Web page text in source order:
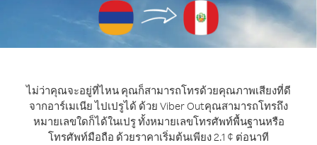
ไม่ว่าคุณจะอยู่ที่ไหน คุณก็สามารถโทรด้วยคุณภาพเสียงที่ดี
จากอาร์เมเนีย ไปเปรูได้ ด้วย Viber Outคุณสามารถโทรถึง
หมายเลขใดก็ได้ในเปรู ทั้งหมายเลขโทรศัพท์พื้นฐานหรือ
โทรศัพท์มือถือ ด้วยราคาเริ่มต้นเพียง 2.1 ¢ ต่อนาที